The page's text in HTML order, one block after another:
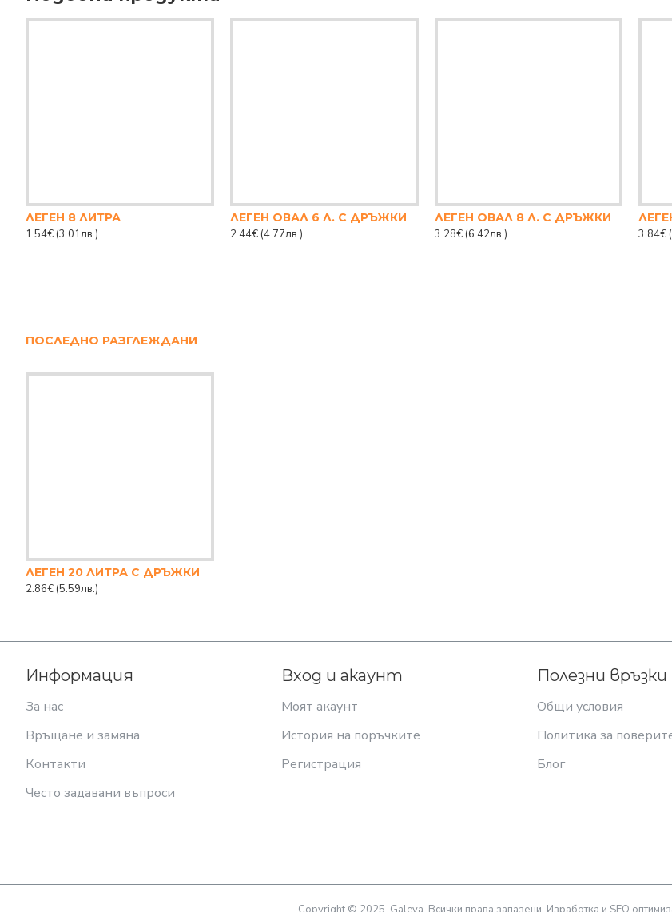
ЛЕГЕН 8 ЛИТРА
1.54€ (3.01лв.)
ЛЕГЕН ОВАЛ 6 Л. С ДРЪЖКИ
2.44€ (4.77лв.)
ЛЕГЕН ОВАЛ 8 Л. С ДРЪЖКИ
3.28€ (6.42лв.)
3.84€
ПОСЛЕДНО РАЗГЛЕЖДАНИ
ЛЕГЕН 20 ЛИТРА С ДРЪЖКИ
2.86€ (5.59лв.)
Информация
За нас
Връщане и замяна
Контакти
Често задавани въпроси
Вход и акаунт
Моят акаунт
История на поръчките
Регистрация
Полезни връзки
Общи условия
Политика за
Блог